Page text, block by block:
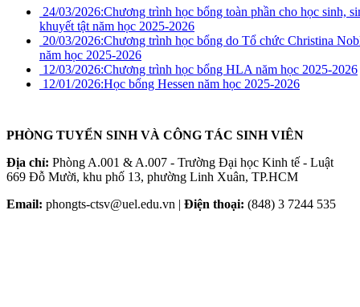
24/03/2026:Chương trình học bổng toàn phần cho học sinh,
khuyết tật năm học 2025-2026
20/03/2026:Chương trình học bổng do Tổ chức Christina
năm học 2025-2026
12/03/2026:Chương trình học bổng HLA năm học 2025-2026
12/01/2026:Học bổng Hessen năm học 2025-2026
PHÒNG TUYỂN SINH VÀ CÔNG TÁC SINH VIÊN
Địa chỉ: Phòng A.001 & A.007 - Trường Đại học Kinh tế - Luật
669 Đỗ Mười, khu phố 13, phường Linh Xuân, TP.HCM
Email: phongts-ctsv@uel.edu.vn | Điện thoại: (848) 3 7244 535